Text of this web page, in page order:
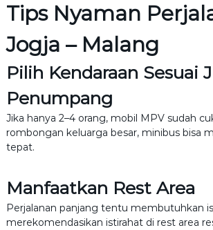
Tips Nyaman
Jogja – Malang
Pilih Kendaraan Sesuai
Penumpang
Jika hanya 2–4 orang, mobil MPV sudah
rombongan keluarga besar, minibus bisa
tepat.
Manfaatkan Rest Area
Perjalanan panjang tentu membutuhkan
merekomendasikan istirahat di rest area